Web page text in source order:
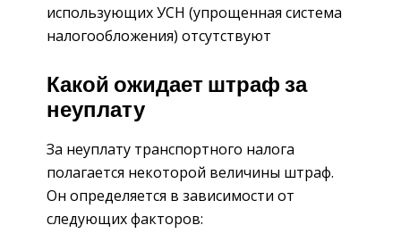
использующих УСН (упрощенная система
налогообложения) отсутствуют
Какой ожидает штраф за
неуплату
За неуплату транспортного налога
полагается некоторой величины штраф.
Он определяется в зависимости от
следующих факторов: